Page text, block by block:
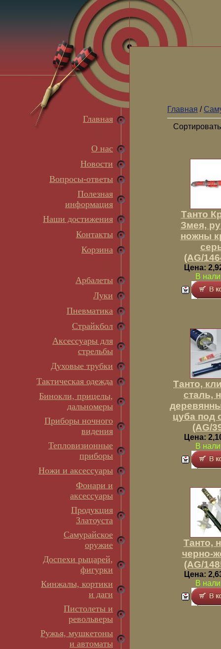
Главная
О нас
Новости
Вопросы-ответы
Полезная
информация
Наши достижения
Контакты
Корзина
Арбалеты
Луки
Пневматика
Страйкбол
Аксессуары для
стрельбы
Духовые трубки
Тактическая одежда
Бинокли, прицелы,
дальномеры
Приборы ночного
видения
Тепловизионные
приборы
Ножи и аксессуары
Фонари и
аксессуары
Продукция
Златоуста
Самурайское
оружие
Доспехи рыцарей,
фигурки
Кинжалы, кортики
и даги
Пистолеты и
револьверы
Ружья, мушкетоны
и автоматы
Главная /
Танто
Змея,
ножны
(AG/
Цена:
В
Танто,
сталь,
цуба под
(AG/
Цена:
В
Танто,
черно-
(AG/
Цена:
В